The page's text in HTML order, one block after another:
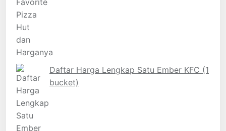
Daftar Harga Lengkap Satu Ember KFC (1
bucket)